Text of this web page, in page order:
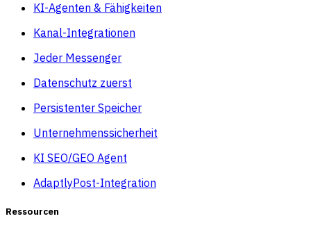
KI-Agenten & Fähigkeiten
Kanal-Integrationen
Jeder Messenger
Datenschutz zuerst
Persistenter Speicher
Unternehmenssicherheit
KI SEO/GEO Agent
AdaptlyPost-Integration
Ressourcen